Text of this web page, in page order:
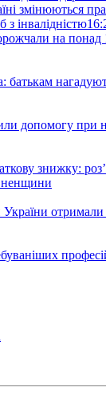
змінюються
з інвалідністю
на понад
батькам
допомогу при
знижку: